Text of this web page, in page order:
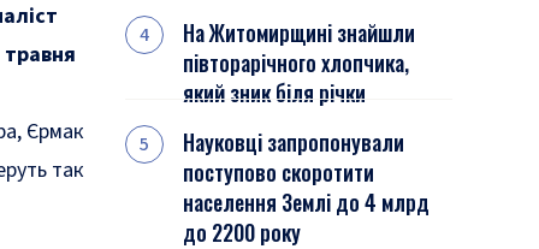
травня
Єрмак
так
На Житомирщині знайшли
півторарічного хлопчика,
який зник біля річки
Науковці запропонували
поступово скоротити
населення Землі до 4 млрд
до 2200 року